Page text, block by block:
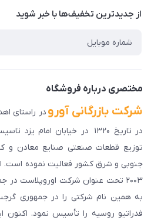
درباره ما
راهنمای ثبت سفارش
سوالات متداول
از جدید‌ترین تخفیف‌ها با‌ خبر شوید
مختصری درباره فروشگاه
شرکت بازرگانی آورو در راستای
در تاریخ ۱۳۲۰ در خیابان امام
توزیع قطعات صنعتی صنایع معادن و
جنوبی و شرق کشور فعالیت نموده است.
به همین نام شرکتی را در جمهوری
فدراتیو روسیه را تأسیس نمود. اکنون